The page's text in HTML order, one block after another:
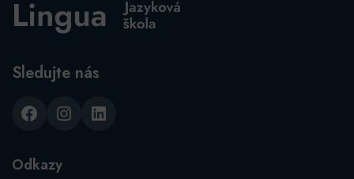
Sledujte nás
Facebook
Instagram
LinkedIn
Odkazy